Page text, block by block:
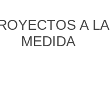
A LA
MEDIDA